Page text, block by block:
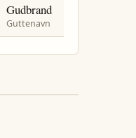
Gudbrand
Guttenavn